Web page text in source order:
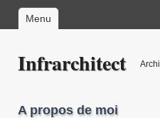
Menu
Infrarchitect
A propos de moi